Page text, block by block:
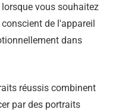
vous souhaitez
de l'appareil
dans
réussis combinent
par des portraits